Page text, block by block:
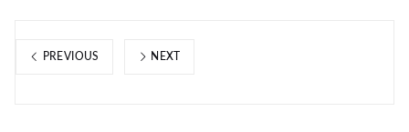
PREVIOUS NEXT